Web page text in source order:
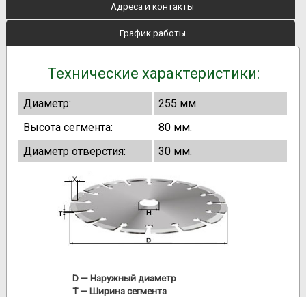
Адреса и контакты
График работы
Технические характеристики:
Диаметр:
255 мм.
Высота сегмента:
80 мм.
Диаметр отверстия:
30 мм.
D— Наружный диаметр
T— Ширина сегмента